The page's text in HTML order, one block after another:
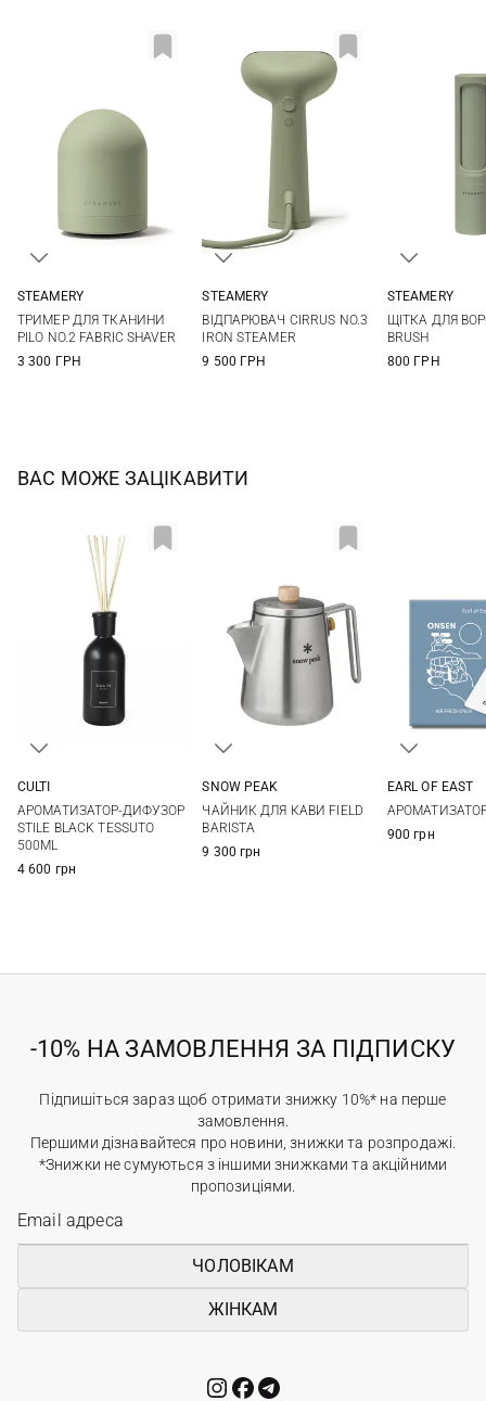
STEAMERY
ТРИМЕР ДЛЯ ТКАНИНИ
PILO NO.2 FABRIC SHAVER
3 300 ГРН
STEAMERY
ВІДПАРЮВАЧ CIRRUS NO.3
IRON STEAMER
9 500 ГРН
STEAMERY
ЩІТКА ДЛЯ
BRUSH
800 ГРН
ВАС МОЖЕ ЗАЦІКАВИТИ
CULTI
АРОМАТИЗАТОР-ДИФУЗОР
STILE BLACK TESSUTO
500ML
4 600 грн
SNOW PEAK
ЧАЙНИК ДЛЯ КАВИ FIELD
BARISTA
9 300 грн
EARL OF EAST
900 грн
-10% НА ЗАМОВЛЕННЯ ЗА ПІДПИСКУ
Підпишіться зараз щоб отримати знижку 10%* на перше
замовлення.
Першими дізнавайтеся про новини, знижки та розпродажі.
*Знижки не сумуються з іншими знижками та акційними
пропозиціями.
ЧОЛОВІКАМ
ЖІНКАМ